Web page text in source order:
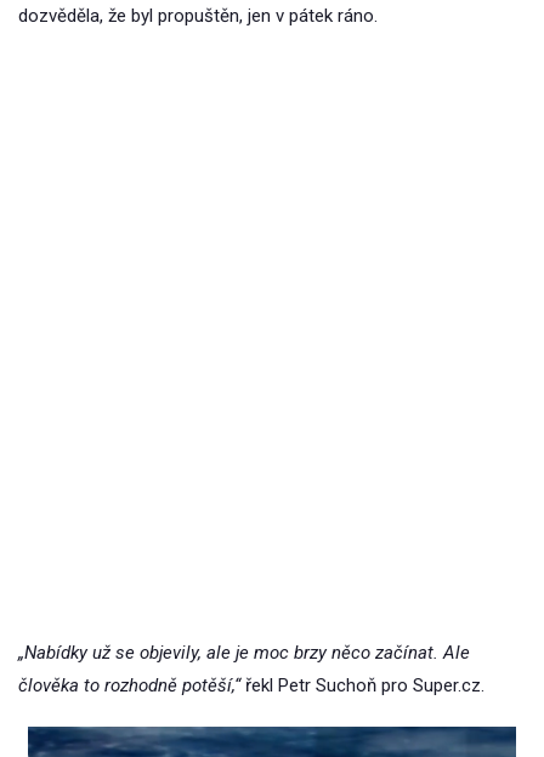
dozvěděla, že byl propuštěn, jen v pátek ráno.
„Nabídky už se objevily, ale je moc brzy něco začínat. Ale
člověka to rozhodně potěší,“řekl Petr Suchoň pro Super.cz.